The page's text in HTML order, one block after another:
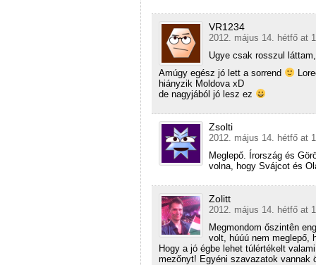
VR1234
2012. május 14. hétfő at
Ugye csak rosszul
Amúgy egész jó lett a sorrend
hiányzik Moldova xD
de nagyjából jó lesz ez
Zsolti
2012. május 14. hétfő at
Meglepő. Írország és
volna, hogy Svájcot és
Zolitt
2012. május 14. hétfő at
Megmondom őszintên
volt, húúú nem meglepő,
Hogy a jó égbe lehet túlértékelt
mezőnyt! Egyéni szavazatok vannak